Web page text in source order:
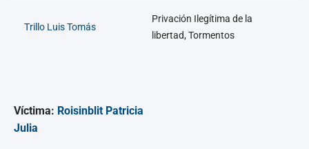
Trillo Luis Tomás
Privación Ilegítima de la
libertad, Tormentos
Víctima: Roisinblit Patricia
Julia